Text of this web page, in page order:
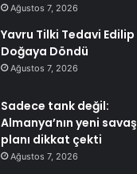
Ağustos 7, 2026
Yavru Tilki Tedavi Edilip
Doğaya Döndü
Ağustos 7, 2026
Sadece tank değil:
Almanya’nın yeni savaş
planı dikkat çekti
Ağustos 7, 2026